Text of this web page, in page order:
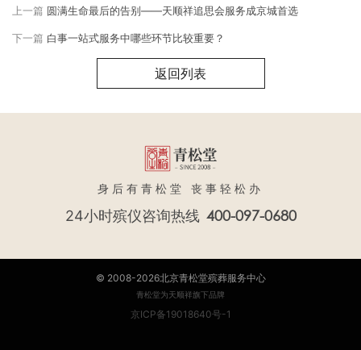
上一篇 圆满生命最后的告别——天顺祥追思会服务成京城首选
返回列表
下一篇 白事一站式服务中哪些环节比较重要？
身后有青松堂 丧事轻松办
24小时殡仪咨询热线 400-097-0680
© 2008-2026北京青松堂殡葬服务中心
青松堂为天顺祥旗下品牌
京ICP备19018640号-1